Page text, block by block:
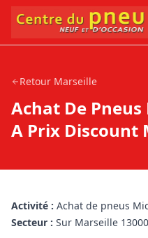
Retour Marseille
Achat De
A Prix Discount
Activité : Achat de pneus
Secteur : Sur Marseille